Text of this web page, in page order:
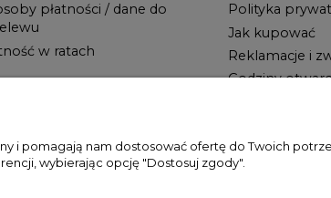
płatności / dane do
w ratach
Polityka
Jak kupować
Reklamacje i
Godziny
i pomagają nam dostosować ofertę do Twoich
wybierając opcję "Dostosuj zgody".